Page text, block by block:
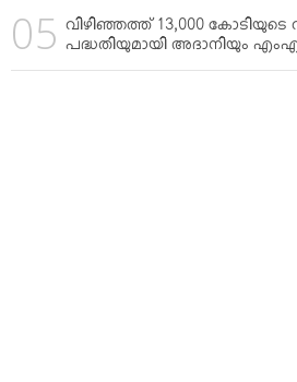
വിഴിഞ്ഞത്ത് 13,000
പദ്ധതിയുമായി അദാനിയും